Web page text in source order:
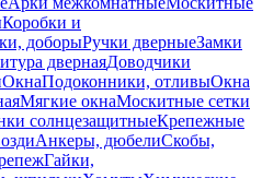
Коробки и
доборыРучки дверныеЗамки
двернаяДоводчики
ОкнаПодоконники, отливыОкна
Мягкие окнаМоскитные сетки
солнцезащитныеКрепежные
Анкеры, дюбелиСкобы,
Гайки,